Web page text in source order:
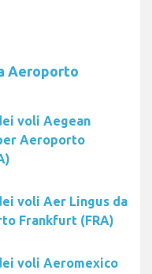
Aeroporto
voli Aegean
Aeroporto
voli Aer Lingus da
Frankfurt (FRA)
voli Aeromexico